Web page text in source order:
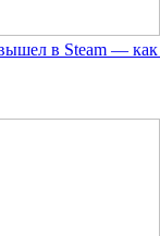
в Steam —